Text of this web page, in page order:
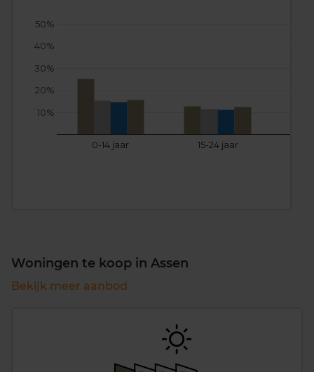
0-14 jaar 15-24 jaar
10%
20%
30%
40%
50%
Woningen te koop in Assen
Bekijk meer aanbod